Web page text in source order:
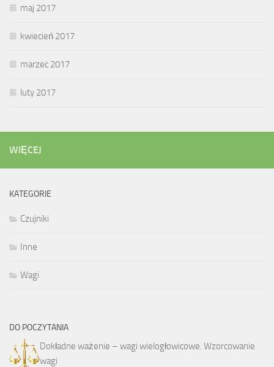
maj 2017
kwiecień 2017
marzec 2017
luty 2017
WIĘCEJ
KATEGORIE
Czujniki
Inne
Wagi
DO POCZYTANIA
Dokładne ważenie – wagi wielogłowicowe. Wzorcowanie
wagi